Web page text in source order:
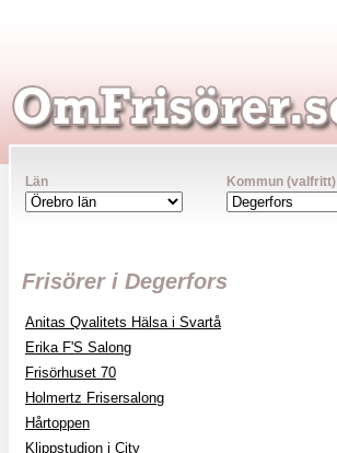
Län Kommun (valfritt)
Frisörer i Degerfors
Anitas Qvalitets Hälsa i Svartå
Erika F'S Salong
Frisörhuset 70
Holmertz Frisersalong
Hårtoppen
Klippstudion i City